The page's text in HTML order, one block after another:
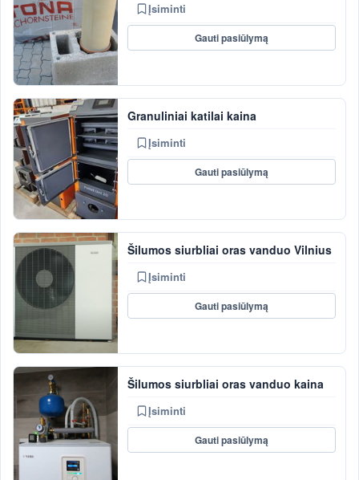
Įsiminti
Gauti pasiūlymą
Granuliniai katilai kaina
Įsiminti
Gauti pasiūlymą
Šilumos siurbliai oras vanduo Vilnius
Įsiminti
Gauti pasiūlymą
Šilumos siurbliai oras vanduo kaina
Įsiminti
Gauti pasiūlymą